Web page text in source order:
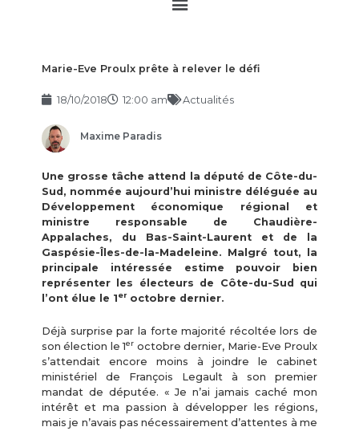
Marie-Eve Proulx prête à relever le défi
18/10/2018 12:00 am Actualités
Maxime Paradis
Une grosse tâche attend la député de Côte-du-
Sud, nommée aujourd’hui ministre déléguée au
Développement économique régional et
ministre responsable de Chaudière-
Appalaches, du Bas-Saint-Laurent et de la
Gaspésie-Îles-de-la-Madeleine. Malgré tout, la
principale intéressée estime pouvoir bien
représenter les électeurs de Côte-du-Sud qui
l’ont élue le 1eroctobre dernier.
Déjà surprise par la forte majorité récoltée lors de
son élection le 1er octobre dernier, Marie-Eve Proulx
s’attendait encore moins à joindre le cabinet
ministériel de François Legault à son premier
mandat de députée. « Je n’ai jamais caché mon
intérêt et ma passion à développer les régions,
mais je n’avais pas nécessairement d’attentes à me